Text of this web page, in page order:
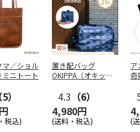
マ／ショル
ミニトート
（5）
税込)
置き配バッグ
OKIPPA（オキッ
4.3 （6）
4,980円
(送料・税込)
ア
奇
(